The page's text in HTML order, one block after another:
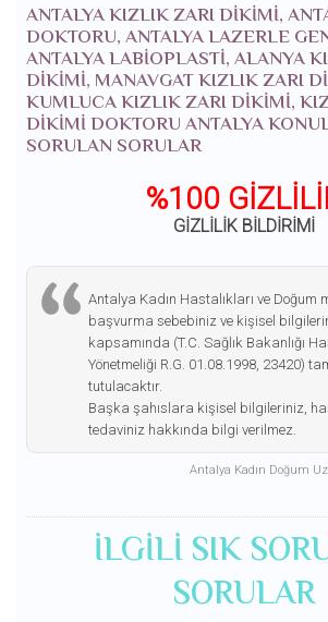
ANTALYA KIZLIK ZARI DIKIMI,
DOKTORU, ANTALYA LAZERLE
ANTALYA LABIOPLASTI, ALANYA
DIKIMI, MANAVGAT KIZLIK ZARI
KUMLUCA KIZLIK ZARI DIKIMI,
DIKIMI DOKTORU ANTALYA
SORULAN SORULAR
%100
GİZLİLİK BİLDİRİMİ
Antalya Kadın Hastalıkları ve Doğum
başvurma sebebiniz ve kişisel
kapsamında (T.C. Sağlık Bakanlığı
Yönetmeliği R.G. 01.08.1998, 23420)
tutulacaktır.
Başka şahıslara kişisel bilgileriniz,
tedaviniz hakkında bilgi verilmez.
Antalya Kadın Doğum
ILGILI SIK
SORULAR